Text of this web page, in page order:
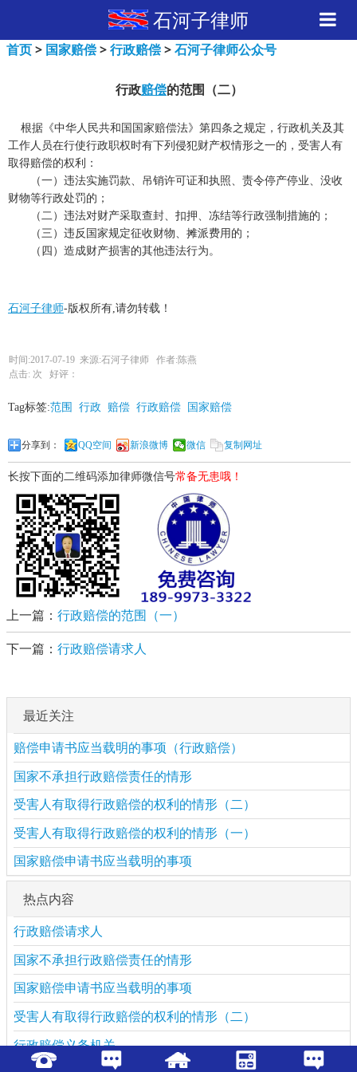
石河子律师
首页> 国家赔偿>行政赔偿>石河子律师公众号
行政赔偿的范围（二）
根据《中华人民共和国国家赔偿法》第四条之规定，行政机关及其
工作人员在行使行政职权时有下列侵犯财产权情形之一的，受害人有
取得赔偿的权利：
（一）违法实施罚款、吊销许可证和执照、责令停产停业、没收
财物等行政处罚的；
（二）违法对财产采取查封、扣押、冻结等行政强制措施的；
（三）违反国家规定征收财物、摊派费用的；
（四）造成财产损害的其他违法行为。
石河子律师-版权所有,请勿转载！
时间:2017-07-19 来源:石河子律师 作者:陈燕
点击: 次 好评：
Tag标签:范围 行政 赔偿 行政赔偿 国家赔偿
分享到： QQ空间 新浪微博 微信 复制网址
长按下面的二维码添加律师微信号常备无患哦！
上一篇： 行政赔偿的范围（一）
下一篇： 行政赔偿请求人
最近关注
赔偿申请书应当载明的事项（行政赔偿）
国家不承担行政赔偿责任的情形
受害人有取得行政赔偿的权利的情形（二）
受害人有取得行政赔偿的权利的情形（一）
国家赔偿申请书应当载明的事项
热点内容
行政赔偿请求人
国家不承担行政赔偿责任的情形
国家赔偿申请书应当载明的事项
受害人有取得行政赔偿的权利的情形（二）
行政赔偿义务机关